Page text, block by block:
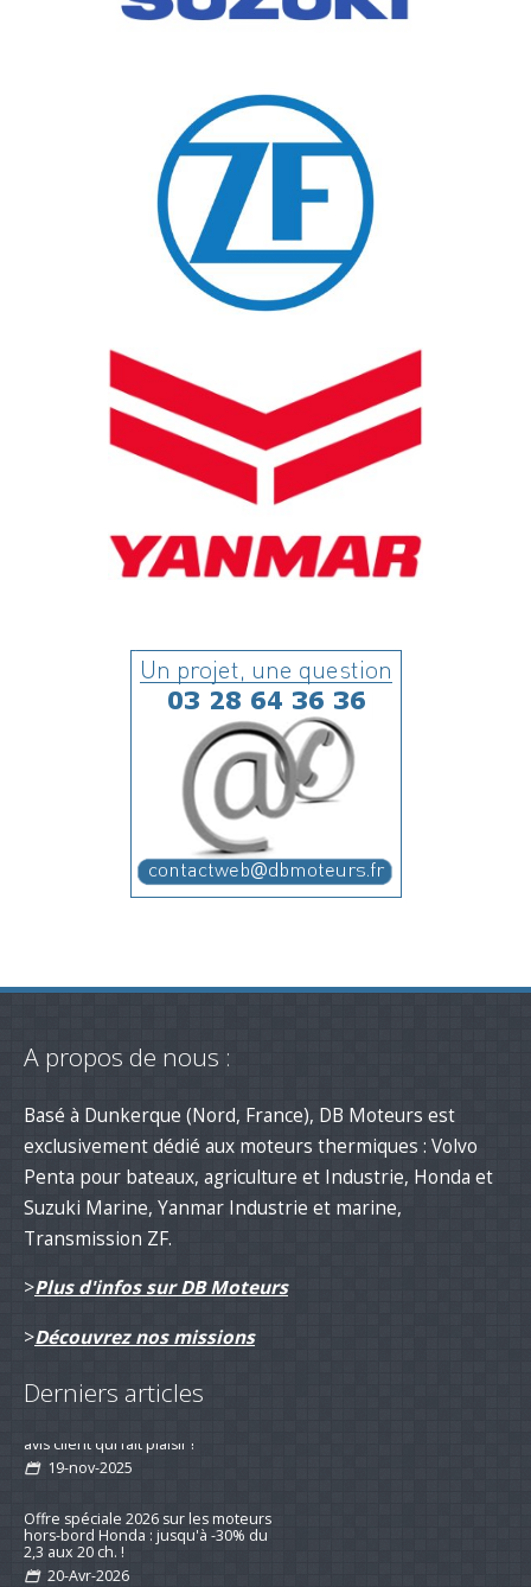
A propos de nous :
Basé à Dunkerque (Nord, France), DB Moteurs est
exclusivement dédié aux moteurs thermiques : Volvo
Penta pour bateaux, agriculture et Industrie, Honda et
Suzuki Marine, Yanmar Industrie et marine,
Transmission ZF.
>Plus d'infos sur DB Moteurs
>Découvrez nos missions
Derniers articles
Remotorisation d'un voilier suivi d'un
avis client qui fait plaisir !
Offre spéciale 2026 sur les moteurs
hors-bord Honda : jusqu'à -30% du
2,3 aux 20 ch. !